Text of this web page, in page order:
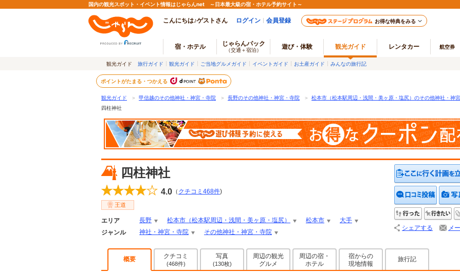
国内の観光スポット・イベント情報はじゃらんnet ～日本最大級の宿・ホテル予約サイト～
こんにちは♪ゲストさん ログイン 会員登録 お得な特典をみる
宿・ホテル じゃらんパック
（交通＋宿泊） 遊び・体験 観光ガイド レンタカー 航空券
観光ガイド 旅行ガイド 観光ガイド ご当地グルメガイド イベントガイド お土産ガイド みんなの旅行記
ポイントがたまる・つかえる
観光ガイド ＞ 甲信越のその他神社・神宮・寺院 ＞ 長野のその他神社・神宮・寺院 ＞ 松本市（松本駅周辺・浅間・美ヶ原・塩尻）のその他神社・神
四柱神社
四柱神社
4.0 （ クチコミ 468件)
王道
エリア 長野 松本市（松本駅周辺・浅間・美ヶ原・塩尻） 松本市
大手
ジャンル
神社・神宮・寺院 その他神社・神宮・寺院
クチコ
行った
シェアする メ
概要 クチコミ
(468件)
写真
(130枚)
周辺の観光
グルメ
周辺の宿・
ホテル
宿からの
現地情報
旅行記